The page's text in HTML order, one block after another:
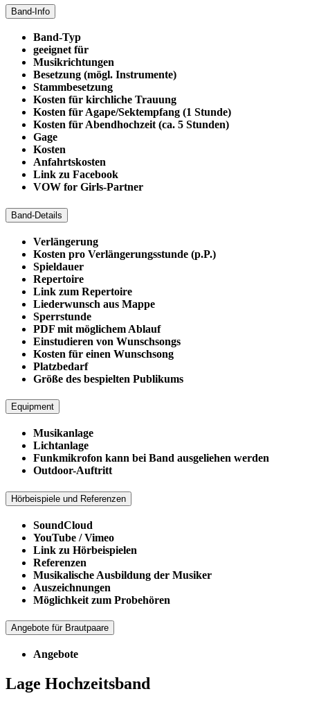
Band-Info
Band-Typ
geeignet für
Musikrichtungen
Besetzung (mögl. Instrumente)
Stammbesetzung
Kosten für kirchliche Trauung
Kosten für Agape/Sektempfang (1 Stunde)
Kosten für Abendhochzeit (ca. 5 Stunden)
Gage
Kosten
Anfahrtskosten
Link zu Facebook
VOW for Girls-Partner
Band-Details
Verlängerung
Kosten pro Verlängerungsstunde (p.P.)
Spieldauer
Repertoire
Link zum Repertoire
Liederwunsch aus Mappe
Sperrstunde
PDF mit möglichem Ablauf
Einstudieren von Wunschsongs
Kosten für einen Wunschsong
Platzbedarf
Größe des bespielten Publikums
Equipment
Musikanlage
Lichtanlage
Funkmikrofon kann bei Band ausgeliehen werden
Outdoor-Auftritt
Hörbeispiele und Referenzen
SoundCloud
YouTube / Vimeo
Link zu Hörbeispielen
Referenzen
Musikalische Ausbildung der Musiker
Auszeichnungen
Möglichkeit zum Probehören
Angebote für Brautpaare
Angebote
Lage Hochzeitsband